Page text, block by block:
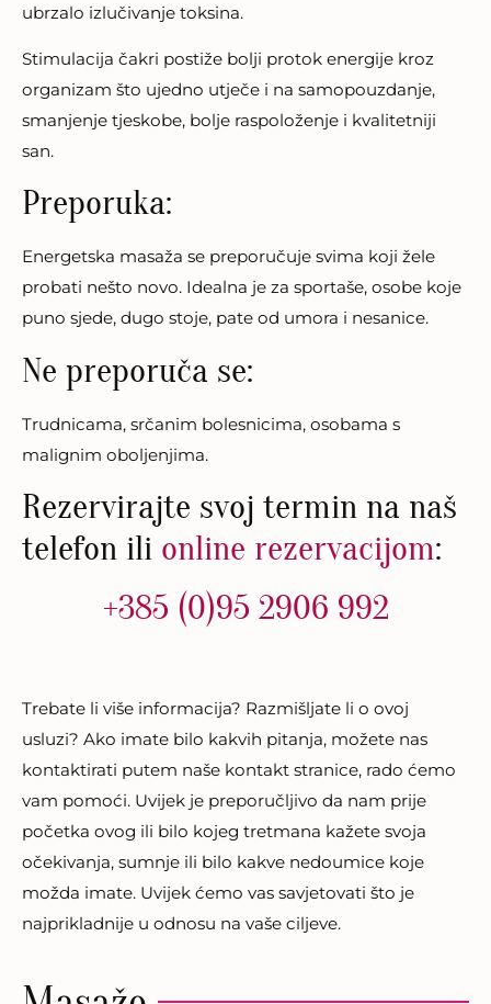
ubrzalo izlučivanje toksina.
Stimulacija čakri postiže bolji protok energije kroz
organizam što ujedno utječe i na samopouzdanje,
smanjenje tjeskobe, bolje raspoloženje i kvalitetniji
san.
Preporuka:
Energetska masaža se preporučuje svima koji žele
probati nešto novo. Idealna je za sportaše, osobe koje
puno sjede, dugo stoje, pate od umora i nesanice.
Ne preporuča se:
Trudnicama, srčanim bolesnicima, osobama s
malignim oboljenjima.
Rezervirajte svoj termin na naš
telefon ili online rezervacijom:
+385 (0)95 2906 992
Trebate li više informacija? Razmišljate li o ovoj
usluzi? Ako imate bilo kakvih pitanja, možete nas
kontaktirati putem naše kontakt stranice, rado ćemo
vam pomoći. Uvijek je preporučljivo da nam prije
početka ovog ili bilo kojeg tretmana kažete svoja
očekivanja, sumnje ili bilo kakve nedoumice koje
možda imate. Uvijek ćemo vas savjetovati što je
najprikladnije u odnosu na vaše ciljeve.